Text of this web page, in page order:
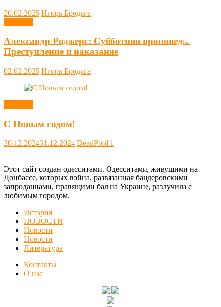
20.02.2025 Игорь Бродяга
Александр Роджерс: Субботняя проповедь.
Преступление и наказание
02.02.2025 Игорь Бродяга
С Новым годом!
30.12.202431.12.2024 DeadPool 1
Этот сайт создан одесситами. Одесситами, живущими на
Донбассе, которых война, развязанная бандеровскими
запроданцами, правящими бал на Украине, разлучила с
любимым городом.
История
НОВОСТИ
Новости
Новости
Литература
Контакты
О нас